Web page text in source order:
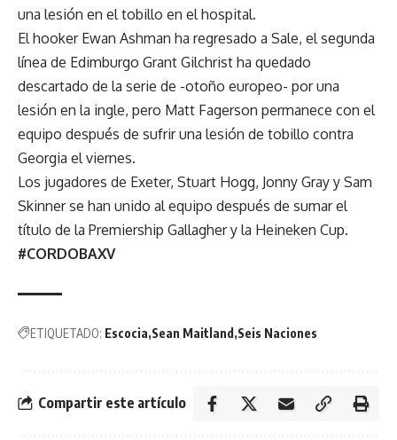
una lesión en el tobillo en el hospital.
El hooker Ewan Ashman ha regresado a Sale, el segunda
línea de Edimburgo Grant Gilchrist ha quedado
descartado de la serie de -otoño europeo- por una
lesión en la ingle, pero Matt Fagerson permanece con el
equipo después de sufrir una lesión de tobillo contra
Georgia el viernes.
Los jugadores de Exeter, Stuart Hogg, Jonny Gray y Sam
Skinner se han unido al equipo después de sumar el
título de la Premiership Gallagher y la Heineken Cup.
#CORDOBAXV
ETIQUETADO: Escocia Sean Maitland Seis Naciones
Compartir este artículo